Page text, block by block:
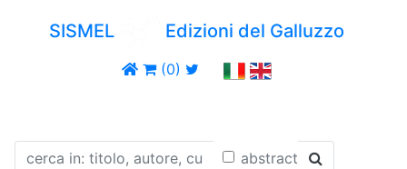
SISMEL Edizioni del Galluzzo
(0)
abstract